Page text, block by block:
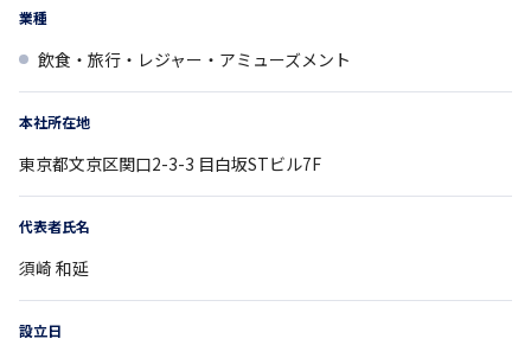
業種
飲食・旅行・レジャー・アミューズメント
本社所在地
東京都文京区関口2-3-3 目白坂STビル7F
代表者氏名
須崎 和延
設立日